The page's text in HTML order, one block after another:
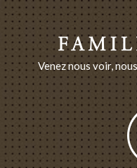
Venez nous voir,